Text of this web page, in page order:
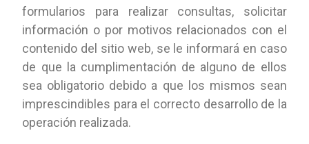
formularios para realizar consultas, solicitar
información o por motivos relacionados con el
contenido del sitio web, se le informará en caso
de que la cumplimentación de alguno de ellos
sea obligatorio debido a que los mismos sean
imprescindibles para el correcto desarrollo de la
operación realizada.